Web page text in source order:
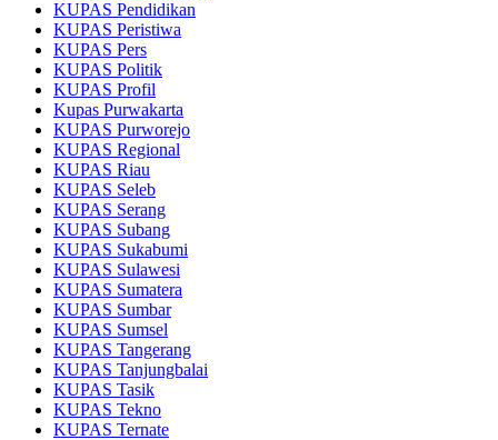
KUPAS Pendidikan
KUPAS Peristiwa
KUPAS Pers
KUPAS Politik
KUPAS Profil
Kupas Purwakarta
KUPAS Purworejo
KUPAS Regional
KUPAS Riau
KUPAS Seleb
KUPAS Serang
KUPAS Subang
KUPAS Sukabumi
KUPAS Sulawesi
KUPAS Sumatera
KUPAS Sumbar
KUPAS Sumsel
KUPAS Tangerang
KUPAS Tanjungbalai
KUPAS Tasik
KUPAS Tekno
KUPAS Ternate